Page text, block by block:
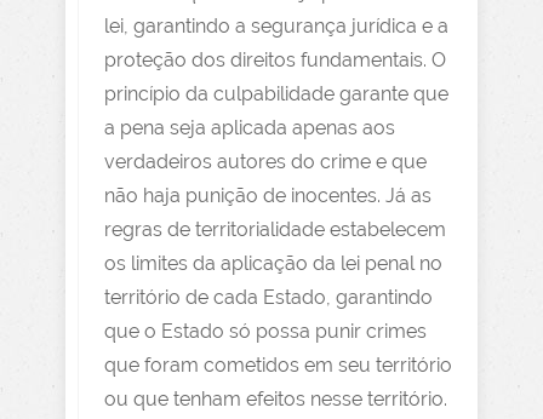
lei, garantindo a segurança jurídica e a
proteção dos direitos fundamentais. O
princípio da culpabilidade garante que
a pena seja aplicada apenas aos
verdadeiros autores do crime e que
não haja punição de inocentes. Já as
regras de territorialidade estabelecem
os limites da aplicação da lei penal no
território de cada Estado, garantindo
que o Estado só possa punir crimes
que foram cometidos em seu território
ou que tenham efeitos nesse território.